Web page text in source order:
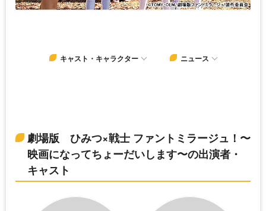
キャスト・キャラクター ニュース
劇場版 ひみつ×戦士 ファントミラージュ！〜
映画になってちょーだいします〜の出演者・
キャスト